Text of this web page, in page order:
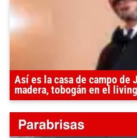
Así es la casa de campo
madera, tobogán en el